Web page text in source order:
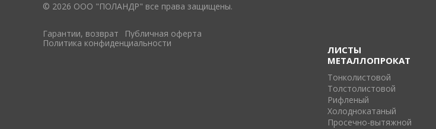
© 2026 ООО "ПОЛАНДР" все права защищены.
Гарантии, возврат
Публичная оферта
Политика конфиденциальности
ЛИСТЫ
МЕТАЛЛОПРОКАТ
Тонколистовой
Толстолистовой
Рифленый
Холоднокатаный
Проcечно-вытяжной